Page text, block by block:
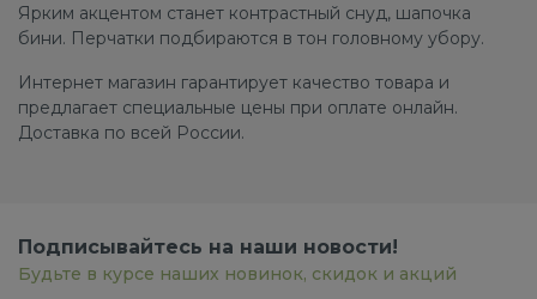
Ярким акцентом станет контрастный снуд, шапочка
бини. Перчатки подбираются в тон головному убору.
Интернет магазин гарантирует качество товара и
предлагает специальные цены при оплате онлайн.
Доставка по всей России.
Подписывайтесь на наши новости!
Будьте в курсе наших новинок, скидок и акций